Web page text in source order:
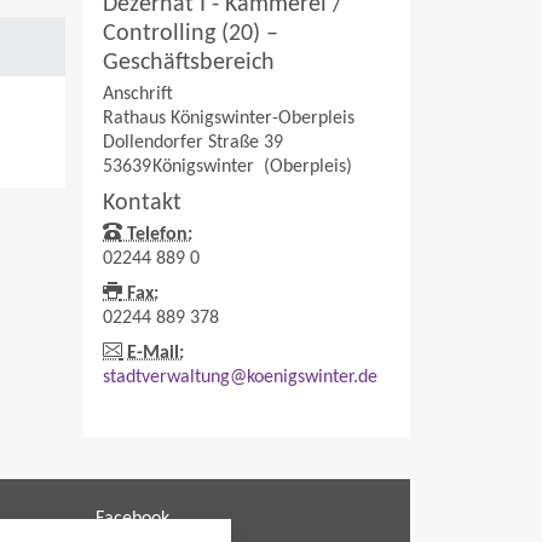
Dezernat I - Kämmerei /
Controlling (20) –
Geschäftsbereich
Anschrift
Rathaus Königswinter-Oberpleis
Dollendorfer Straße 39
53639 Königswinter (Oberpleis)
Kontakt
Telefon:
02244 889 0
Fax:
02244 889 378
E-Mail:
stadtverwaltung@koenigswinter.de
Facebook